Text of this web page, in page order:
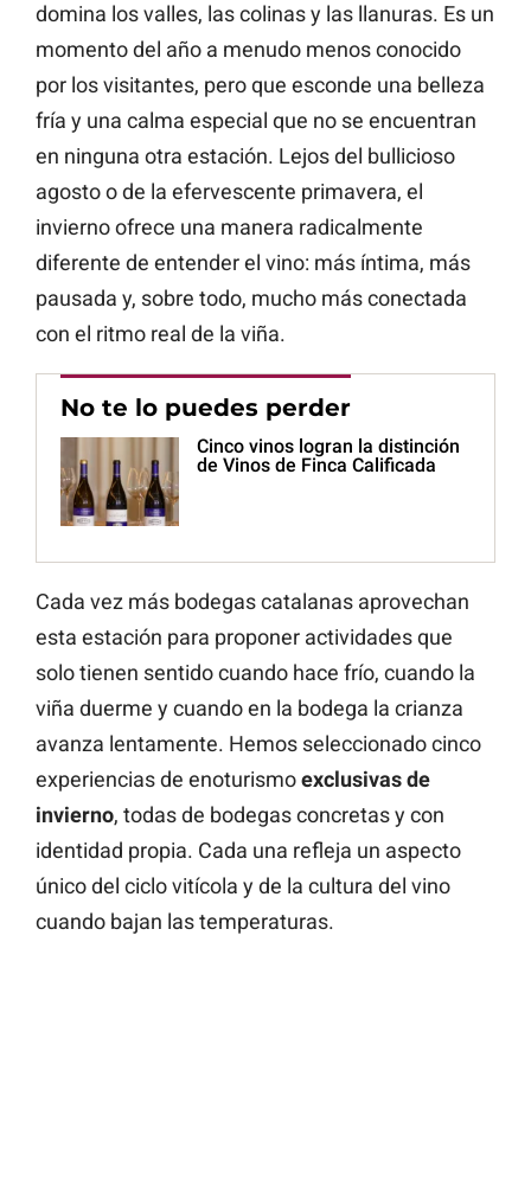
domina los valles, las colinas y las llanuras. Es un
momento del año a menudo menos conocido
por los visitantes, pero que esconde una belleza
fría y una calma especial que no se encuentran
en ninguna otra estación. Lejos del bullicioso
agosto o de la efervescente primavera, el
invierno ofrece una manera radicalmente
diferente de entender el vino: más íntima, más
pausada y, sobre todo, mucho más conectada
con el ritmo real de la viña.
No te lo puedes perder
Cinco vinos logran la distinción
de Vinos de Finca Calificada
Cada vez más bodegas catalanas aprovechan
esta estación para proponer actividades que
solo tienen sentido cuando hace frío, cuando la
viña duerme y cuando en la bodega la crianza
avanza lentamente. Hemos seleccionado cinco
experiencias de enoturismoexclusivas de
invierno, todas de bodegas concretas y con
identidad propia. Cada una refleja un aspecto
único del ciclo vitícola y de la cultura del vino
cuando bajan las temperaturas.